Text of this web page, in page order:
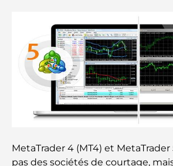
Plan directeur de Dubai Hills :
vie communautaire moderne
Restaurant de l'Opéra de Dubaï
gastronomie rencontre la
Les marques de costumes les
Restaurants de J1 Beach : la
MetaTrader 4 (MT4) et MetaTrader
pas des sociétés de courtage,